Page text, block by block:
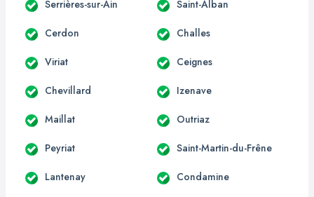
Serrières-sur-Ain Saint-Alban
Cerdon Challes
Viriat Ceignes
Chevillard Izenave
Maillat Outriaz
Peyriat Saint-Martin-du-Frêne
Lantenay Condamine